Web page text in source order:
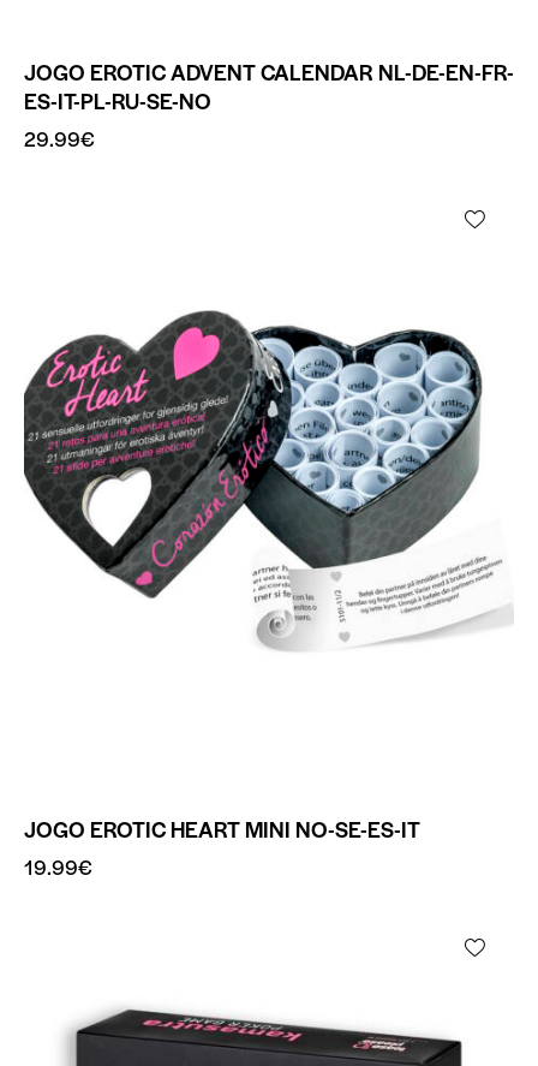
JOGO EROTIC ADVENT CALENDAR NL-DE-EN-FR-
ES-IT-PL-RU-SE-NO
29.99€
JOGO EROTIC HEART MINI NO-SE-ES-IT
19.99€